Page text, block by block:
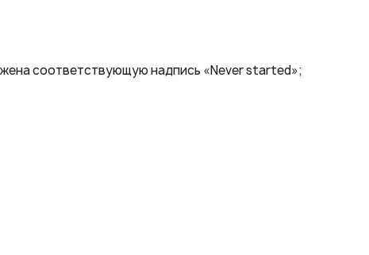
соответствующую надпись «Never started»;